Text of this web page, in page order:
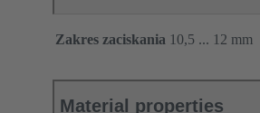
Zakres zaciskania 10,5 ... 12 mm
Material properties